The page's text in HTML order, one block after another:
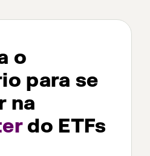
o
para se
na
do ETFs